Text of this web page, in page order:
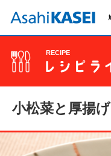
RECIPE
小松菜と厚揚